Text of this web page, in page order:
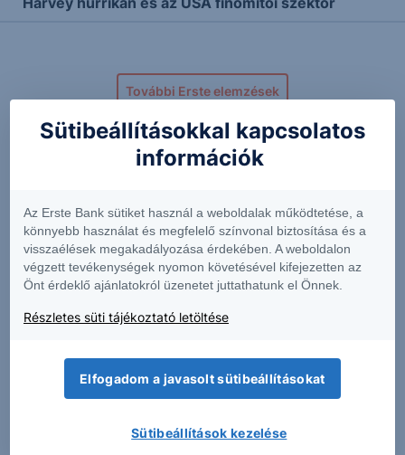
További Erste elemzések
Kapcsolódó termékek
ABT
107.96 +2.12%
ALLY
44.06
CUBE
-0.19%
HXL
102.97
Sütibeállításokkal kapcsolatos
információk
Az Erste Bank sütiket használ a weboldalak működtetése, a
könnyebb használat és megfelelő színvonal biztosítása és a
visszaélések megakadályozása érdekében. A weboldalon
végzett tevékenységek nyomon követésével kifejezetten az
Önt érdeklő ajánlatokról üzenetet juttathatunk el Önnek.
Részletes süti tájékoztató letöltése
Elfogadom a javasolt sütibeállításokat
Sütibeállítások kezelése